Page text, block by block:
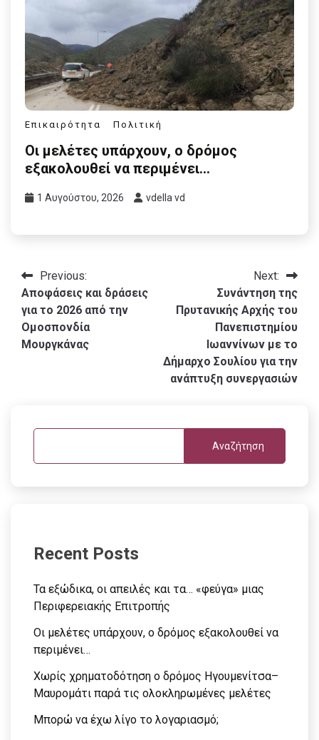
Επικαιρότητα Πολιτική
Οι μελέτες υπάρχουν, ο δρόμος
εξακολουθεί να περιμένει…
1 Αυγούστου, 2026 vdella vd
Πλοήγηση
άρθρων
Previous:
Αποφάσεις και δράσεις
για το 2026 από την
Ομοσπονδία
Μουργκάνας
Next:
Συνάντηση της
Πρυτανικής Αρχής του
Πανεπιστημίου
Ιωαννίνων με το
Δήμαρχο Σουλίου για την
ανάπτυξη συνεργασιών
Αναζήτηση
Recent Posts
Τα εξώδικα, οι απειλές και τα… «φεύγα» μιας
Περιφερειακής Επιτροπής
Οι μελέτες υπάρχουν, ο δρόμος εξακολουθεί να
περιμένει…
Χωρίς χρηματοδότηση ο δρόμος Ηγουμενίτσα–
Μαυρομάτι παρά τις ολοκληρωμένες μελέτες
Μπορώ να έχω λίγο το λογαριασμό;